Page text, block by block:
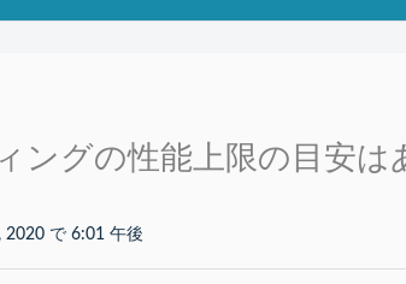
ングの性能上限の目安は
2020 で 6:01 午後